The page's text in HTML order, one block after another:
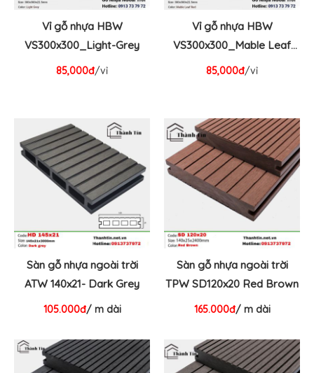
Vỉ gỗ nhựa HBW
VS300x300_Light-Grey
85,000đ/vỉ
Vỉ gỗ nhựa HBW
VS300x300_Mable Leaf
Red
85,000đ/vỉ
Sàn gỗ nhựa ngoài trời
ATW 140x21- Dark Grey
105.000đ/ m dài
Sàn gỗ nhựa ngoài trời
TPW SD120x20 Red Brown
165.000đ/ m dài